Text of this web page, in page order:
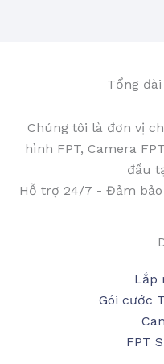
Tổng
Chúng tôi là đơn vị
hình FPT, Camera
đầu
Hỗ trợ 24/7 - Đảm
Lắp
Gói cước
FPT